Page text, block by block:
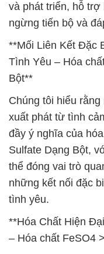
và phát triển, hỗ trợ
ngừng tiến bộ và
**Mối Liên Kết Đặc
Tình Yêu – Hóa
Bột**
Chúng tôi hiểu
xuất phát từ tình
đầy ý nghĩa của
Sulfate Dạng Bột,
thể đóng vai trò
những kết nối đặc
tình yêu.
**Hóa Chất Hiện
– Hóa chất FeSO4